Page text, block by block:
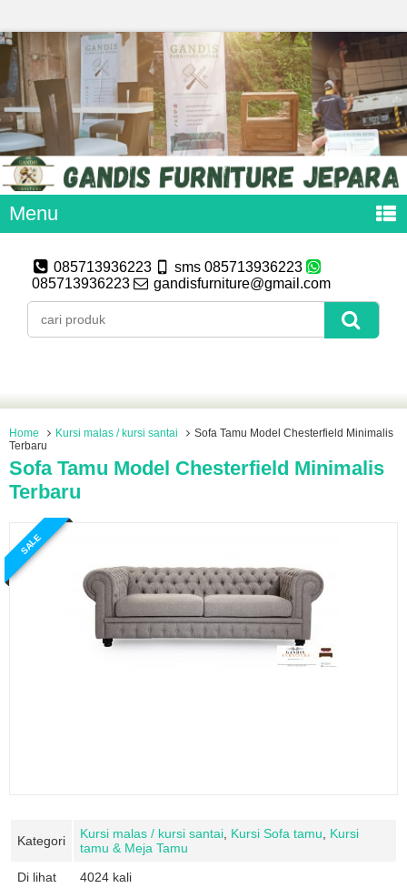
Menu
085713936223
sms 085713936223
085713936223
gandisfurniture@gmail.com
Home Kursi malas / kursi santai
Sofa Tamu Model Chesterfield Minimalis
Terbaru
Sofa Tamu Model Chesterfield Minimalis
Terbaru
SALE
Kategori Kursi malas / kursi santai, Kursi Sofa tamu, Kursi
tamu & Meja Tamu
Di lihat
4024 kali